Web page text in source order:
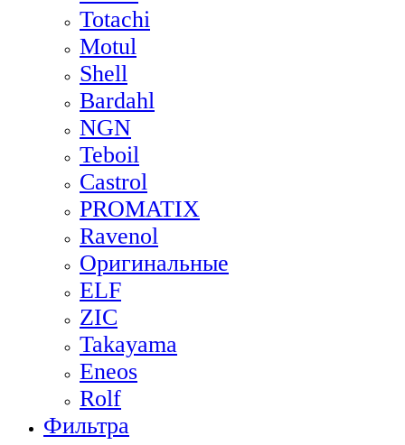
Totachi
Motul
Shell
Bardahl
NGN
Teboil
Castrol
PROMATIX
Ravenol
Оригинальные
ELF
ZIC
Takayama
Eneos
Rolf
Фильтра